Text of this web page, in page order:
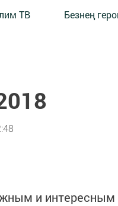
ТВ Безнең
и интересным